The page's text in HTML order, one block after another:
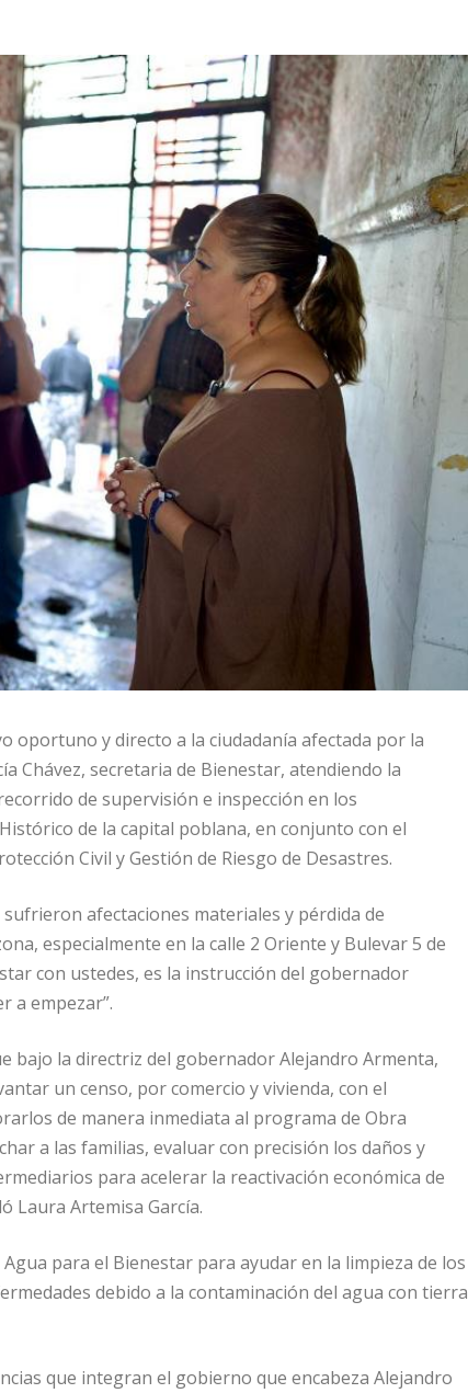
oportuno y directo a la ciudadanía afectada por la
Chávez, secretaria de Bienestar, atendiendo la
de supervisión e inspección en los
de la capital poblana, en conjunto con el
Civil y Gestión de Riesgo de Desastres.
afectaciones materiales y pérdida de
especialmente en la calle 2 Oriente y Bulevar 5 de
con ustedes, es la instrucción del gobernador
a empezar”.
bajo la directriz del gobernador Alejandro Armenta,
un censo, por comercio y vivienda, con el
de manera inmediata al programa de Obra
a las familias, evaluar con precisión los daños y
para acelerar la reactivación económica de
Laura Artemisa García.
para el Bienestar para ayudar en la limpieza de los
debido a la contaminación del agua con tierra
que integran el gobierno que encabeza Alejandro